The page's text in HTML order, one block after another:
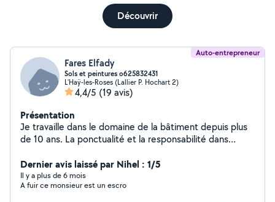
Découvrir
Auto-entrepreneur
Fares Elfady
Sols et peintures o625832431
L'Haÿ-les-Roses (Lallier P. Hochart 2)
4,4/5 (19 avis)
Présentation
Je travaille dans le domaine de la bâtiment depuis plus
de 10 ans. La ponctualité et la responsabilité dans
les outils nécessaires, une camionette. Carrelage,
enduite, peinture, cuisine ect..
Dernier avis laissé par Nihel : 1/5
Il y a plus de 6 mois
A fuir ce monsieur est un escro